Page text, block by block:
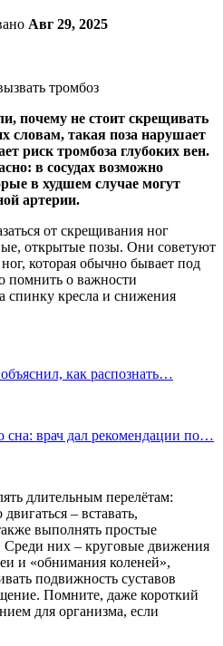
Авг 29, 2025
почему не стоит скрещивать
словам, такая поза нарушает
риск тромбоза глубоких вен.
в сосудах возможно
в худшем случае могут
артерии.
от скрещивания ног
открытые позы. Они советуют
которая обычно бывает под
помнить о важности
спинку кресла и снижения
как распознать…
сна: врач дал рекомендации по…
длительным перелётам:
– вставать,
выполнять простые
Среди них – круговые движения
и «обнимания коленей»,
подвижность суставов
Помните, даже короткий
для организма, если